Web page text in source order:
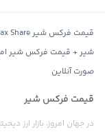
شیر + قیمت فرکس شیر
صورت آنلاین
قیمت فرکس شیر
در جهان امروز، بازار ارز